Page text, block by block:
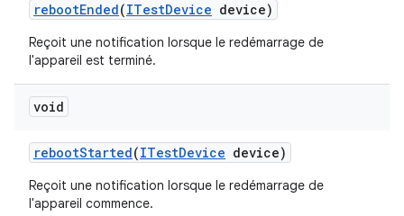
rebootEnded(ITestDevice device)
Reçoit une notification lorsque le redémarrage de
l'appareil est terminé.
void
rebootStarted(ITestDevice device)
Reçoit une notification lorsque le redémarrage de
l'appareil commence.